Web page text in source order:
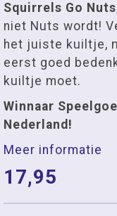
Squirrels Go Nuts
niet Nuts wordt!
het juiste kuiltje,
eerst goed
kuiltje moet.
Winnaar
Nederland!
Meer informatie
17,95